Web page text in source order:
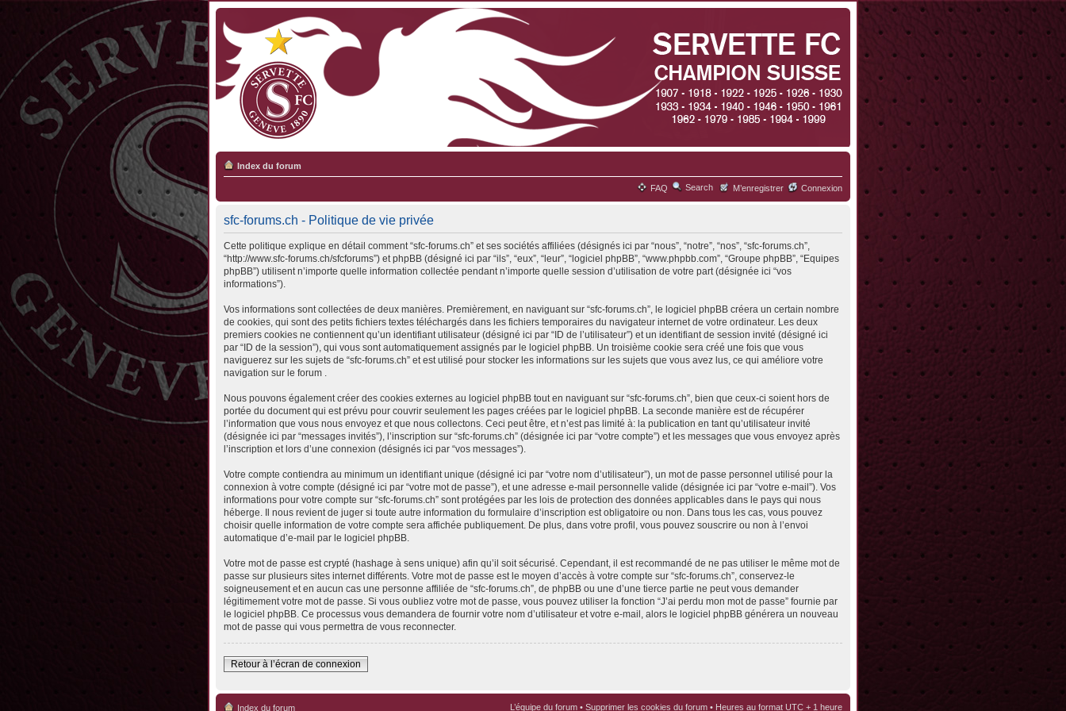
Index du forum
FAQ Search M’enregistrer Connexion
sfc-forums.ch - Politique de vie privée
Cette politique explique en détail comment “sfc-forums.ch” et ses sociétés affiliées (désignés ici par “nous”, “notre”, “nos”, “sfc-forums.ch”,
“http://www.sfc-forums.ch/sfcforums”) et phpBB (désigné ici par “ils”, “eux”, “leur”, “logiciel phpBB”, “www.phpbb.com”, “Groupe phpBB”, “Equipes
phpBB”) utilisent n’importe quelle information collectée pendant n’importe quelle session d’utilisation de votre part (désignée ici “vos
informations”).
Vos informations sont collectées de deux manières. Premièrement, en naviguant sur “sfc-forums.ch”, le logiciel phpBB créera un certain nombre
de cookies, qui sont des petits fichiers textes téléchargés dans les fichiers temporaires du navigateur internet de votre ordinateur. Les deux
premiers cookies ne contiennent qu’un identifiant utilisateur (désigné ici par “ID de l’utilisateur”) et un identifiant de session invité (désigné ici
par “ID de la session”), qui vous sont automatiquement assignés par le logiciel phpBB. Un troisième cookie sera créé une fois que vous
naviguerez sur les sujets de “sfc-forums.ch” et est utilisé pour stocker les informations sur les sujets que vous avez lus, ce qui améliore votre
navigation sur le forum .
Nous pouvons également créer des cookies externes au logiciel phpBB tout en naviguant sur “sfc-forums.ch”, bien que ceux-ci soient hors de
portée du document qui est prévu pour couvrir seulement les pages créées par le logiciel phpBB. La seconde manière est de récupérer
l’information que vous nous envoyez et que nous collectons. Ceci peut être, et n’est pas limité à: la publication en tant qu’utilisateur invité
(désignée ici par “messages invités”), l’inscription sur “sfc-forums.ch” (désignée ici par “votre compte”) et les messages que vous envoyez après
l’inscription et lors d’une connexion (désignés ici par “vos messages”).
Votre compte contiendra au minimum un identifiant unique (désigné ici par “votre nom d’utilisateur”), un mot de passe personnel utilisé pour la
connexion à votre compte (désigné ici par “votre mot de passe”), et une adresse e-mail personnelle valide (désignée ici par “votre e-mail”). Vos
informations pour votre compte sur “sfc-forums.ch” sont protégées par les lois de protection des données applicables dans le pays qui nous
héberge. Il nous revient de juger si toute autre information du formulaire d’inscription est obligatoire ou non. Dans tous les cas, vous pouvez
choisir quelle information de votre compte sera affichée publiquement. De plus, dans votre profil, vous pouvez souscrire ou non à l’envoi
automatique d’e-mail par le logiciel phpBB.
Votre mot de passe est crypté (hashage à sens unique) afin qu’il soit sécurisé. Cependant, il est recommandé de ne pas utiliser le même mot de
passe sur plusieurs sites internet différents. Votre mot de passe est le moyen d’accès à votre compte sur “sfc-forums.ch”, conservez-le
soigneusement et en aucun cas une personne affiliée de “sfc-forums.ch”, de phpBB ou une d’une tierce partie ne peut vous demander
légitimement votre mot de passe. Si vous oubliez votre mot de passe, vous pouvez utiliser la fonction “J’ai perdu mon mot de passe” fournie par
le logiciel phpBB. Ce processus vous demandera de fournir votre nom d’utilisateur et votre e-mail, alors le logiciel phpBB générera un nouveau
mot de passe qui vous permettra de vous reconnecter.
Retour à l’écran de connexion
Index du forum L’équipe du forum • Supprimer les cookies du forum • Heures au format UTC + 1 heure